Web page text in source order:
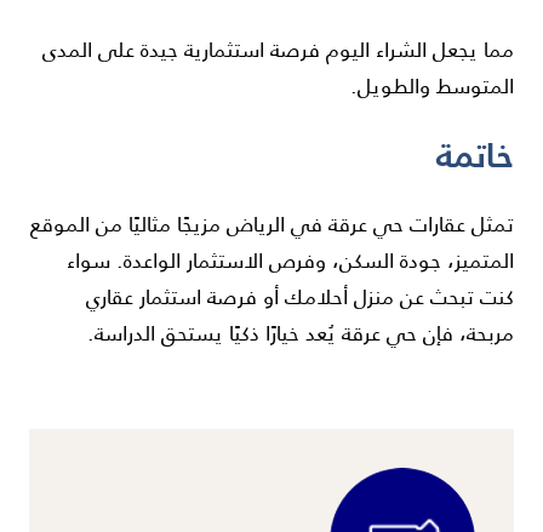
مما يجعل الشراء اليوم فرصة استثمارية جيدة على المدى
المتوسط والطويل.
خاتمة
تمثل عقارات حي عرقة في الرياض مزيجًا مثاليًا من الموقع
المتميز، جودة السكن، وفرص الاستثمار الواعدة. سواء
كنت تبحث عن منزل أحلامك أو فرصة استثمار عقاري
مربحة، فإن حي عرقة يُعد خيارًا ذكيًا يستحق الدراسة.